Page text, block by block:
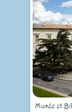
Musée et